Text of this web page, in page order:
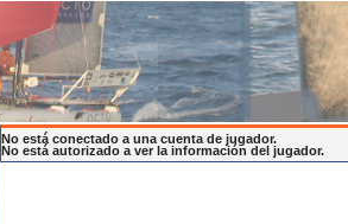
No está conectado a una cuenta de jugador.
No está autorizado a ver la información del jugador.